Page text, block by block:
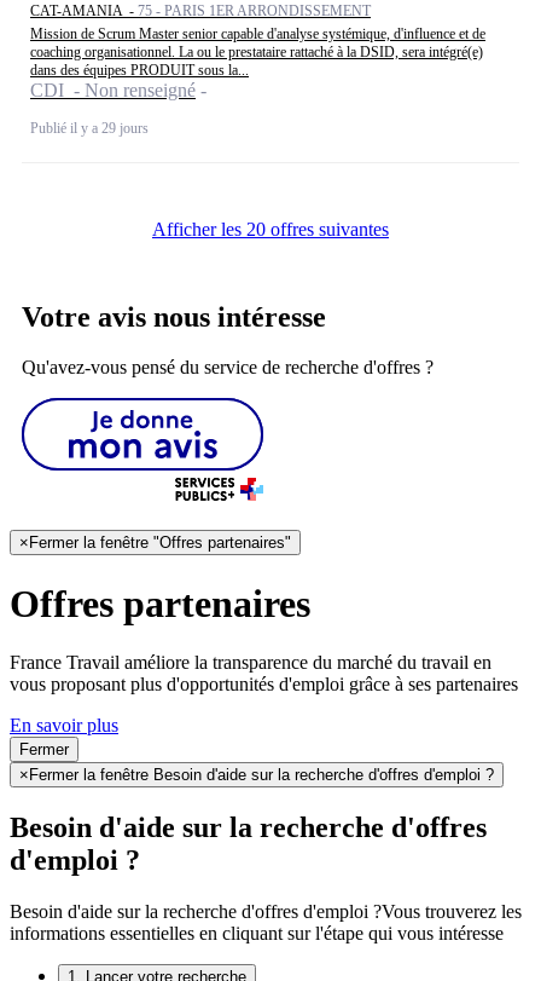
CAT-AMANIA - 75 - PARIS 1ER ARRONDISSEMENT
Mission de Scrum Master senior capable d'analyse systémique, d'influence et de
coaching organisationnel. La ou le prestataire rattaché à la DSID, sera intégré(e)
dans des équipes PRODUIT sous la...
CDI - Non renseigné
Publié il y a 29 jours
Afficher les 20 offres suivantes
Votre avis nous intéresse
Qu'avez-vous pensé du service de recherche d'offres ?
× Fermer la fenêtre "Offres partenaires"
Offres partenaires
France Travail améliore la transparence du marché du travail en
vous proposant plus d'opportunités d'emploi grâce à ses partenaires
En savoir plus
Fermer
× Fermer la fenêtre Besoin d'aide sur la recherche d'offres d'emploi ?
Besoin d'aide sur la recherche d'offres
d'emploi ?
Besoin d'aide sur la recherche d'offres d'emploi ?Vous trouverez les
informations essentielles en cliquant sur l'étape qui vous intéresse
1. Lancer votre recherche